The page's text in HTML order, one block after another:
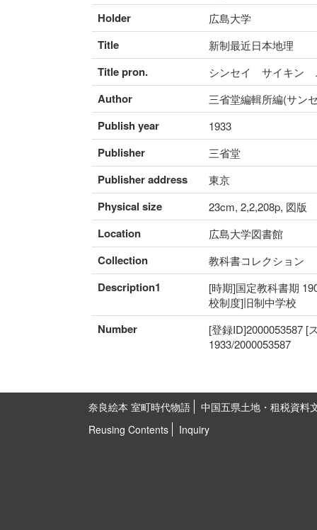
Holder 広島大学
Title 新制最近日本地理
Title pron. シンセイ サイキン
Author 三省堂編輯所編(サン
Publish year 1933
Publisher 三省堂
Publisher address 東京
Physical size 23cm, 2,2,208p, 図版
Location 広島大学図書館
Collection 教科書コレクション
Description1
[時期]国定教科書期
校制度]旧制中学校
Number
[登録ID]2000053587 [
1933/2000053587
奈良絵本 室町時代物語
中国五県土地・租税資料
Reusing Contents
Inquiry